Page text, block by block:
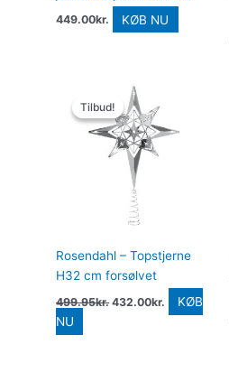
449.00kr. KØB NU
Tilbud!
Tilbud!
Rosendahl – Topstjerne
H32 cm forsølvet
499.95kr.
Den
oprindelige
pris
var:
499.95kr..
432.00kr.
er:
KØB
NU